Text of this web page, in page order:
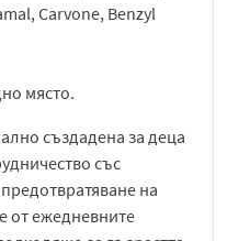
Carvone, Benzyl
място.
създадена за деца
със
на
от ежедневните